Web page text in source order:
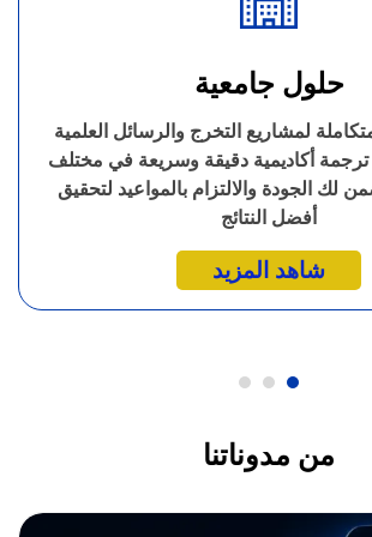
حلول جامعية
لمشاريع التخرج والرسائل العلمية
ترجمة أكاديمية دقيقة وسريعة في مختلف
لك الجودة والالتزام بالمواعيد لتحقيق
أفضل النتائج
شاهد المزيد
من مدوناتنا